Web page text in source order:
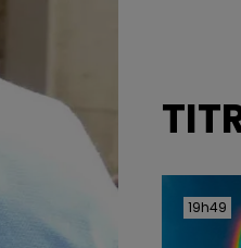
19h49
19h49